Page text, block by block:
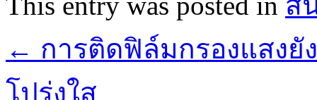
← การติดฟิล์มกรองแสงยั
โปร่งใส